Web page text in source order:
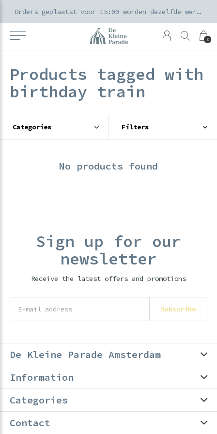
0
Orders geplaatst voor 15:00 worden dezelfde werkdag verzonden
Products tagged with
birthday train
Categories Filters
No products found
Sign up for our
newsletter
Receive the latest offers and promotions
Subscribe
De Kleine Parade Amsterdam
Information
Categories
Contact